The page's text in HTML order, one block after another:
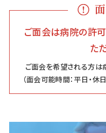
ご面会は病院の許
た
ご面会を希望される方は
（面会可能時間：平日・